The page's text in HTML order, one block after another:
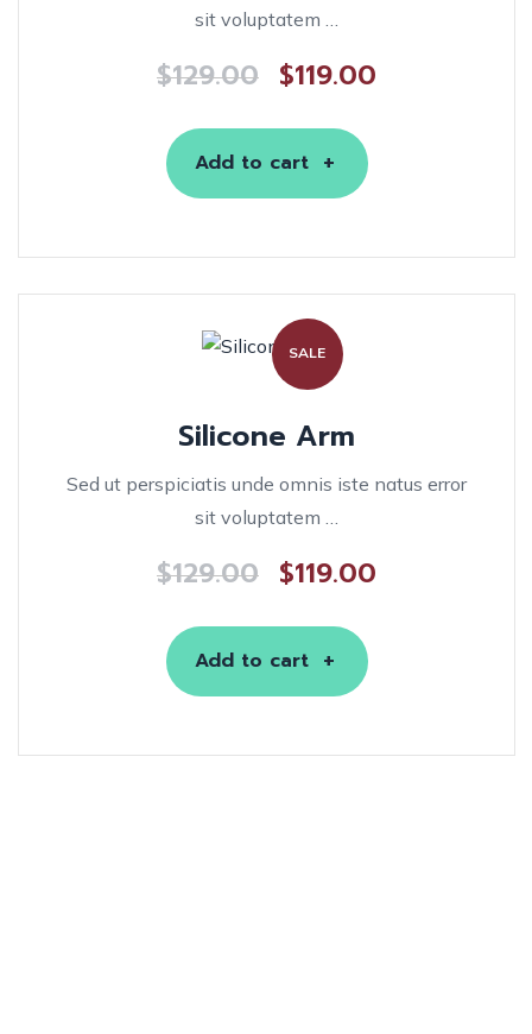
sit voluptatem …
$129.00 $119.00
Add to cart
SALE
Silicone Arm
Sed ut perspiciatis unde omnis iste natus error
sit voluptatem …
$129.00 $119.00
Add to cart